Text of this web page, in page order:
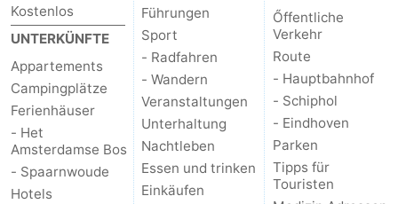
Kostenlos
UNTERKÜNFTE
Appartements
Campingplätze
Ferienhäuser
- Het
Amsterdamse Bos
- Spaarnwoude
Hotels
Führungen
Sport
- Radfahren
- Wandern
Veranstaltungen
Unterhaltung
Nachtleben
Essen und trinken
Einkäufen
Őffentliche
Verkehr
Route
- Hauptbahnhof
- Schiphol
- Eindhoven
Parken
Tipps für
Touristen